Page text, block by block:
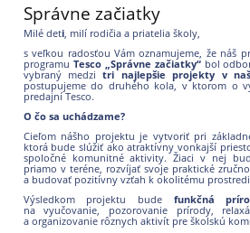
Správne začiatky
Milé deti, milí rodičia a priatelia školy,
s veľkou radosťou Vám oznamujeme, že náš
programu Tesco „Správne začiatky“bol
vybraný medzitri najlepšie projekty v
postupujeme do druhého kola, v ktorom o
predajní Tesco.
O čo sa uchádzame?
Cieľom nášho projektu je vytvoriť pri
ktorá bude slúžiť ako atraktívny vonkajší
spoločné komunitné aktivity. Žiaci v nej
priamo v teréne, rozvíjať svoje praktické
a budovať pozitívny vzťah k okolitému
Výsledkom projektu bude funkčná
na vyučovanie, pozorovanie prírody,
a organizovanie rôznych aktivít pre školskú